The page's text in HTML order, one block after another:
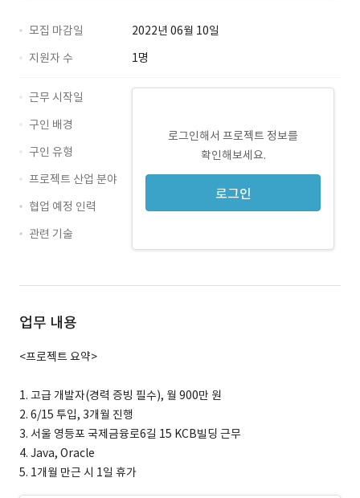
모집 마감일
2022년 06월 10일
지원자 수
1명
로그인해서 프로젝트 정보를
확인해보세요.
로그인
근무 시작일
구인 배경
구인 유형
프로젝트 산업 분야
협업 예정 인력
관련 기술
업무 내용
<프로젝트 요약>
1. 고급 개발자(경력 증빙 필수), 월 900만 원
2. 6/15 투입, 3개월 진행
3. 서울 영등포 국제금융로6길 15 KCB빌딩 근무
4. Java, Oracle
5. 1개월 만근 시 1일 휴가